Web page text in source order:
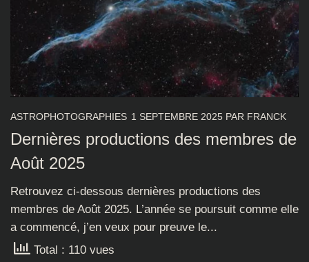
ASTROPHOTOGRAPHIES 1 SEPTEMBRE 2025 PAR FRANCK
Dernières productions des membres de
Août 2025
Retrouvez ci-dessous dernières productions des
membres de Août 2025. L’année se poursuit comme elle
a commencé, j’en veux pour preuve le...
Total : 110 vues